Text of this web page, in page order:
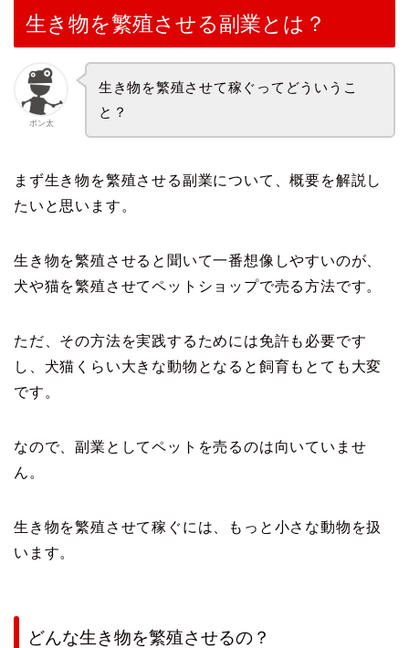
生き物を繁殖させる副業とは？
ポン太
生き物を繁殖させて稼ぐってどういうこ
と？
まず生き物を繁殖させる副業について、概要を解説し
たいと思います。
生き物を繁殖させると聞いて一番想像しやすいのが、
犬や猫を繁殖させてペットショップで売る方法です。
ただ、その方法を実践するためには免許も必要です
し、犬猫くらい大きな動物となると飼育もとても大変
です。
なので、副業としてペットを売るのは向いていませ
ん。
生き物を繁殖させて稼ぐには、もっと小さな動物を扱
います。
どんな生き物を繁殖させるの？